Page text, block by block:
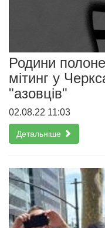
Родини
мітинг у
"азовців"
02.08.22 11:03
Детальніше